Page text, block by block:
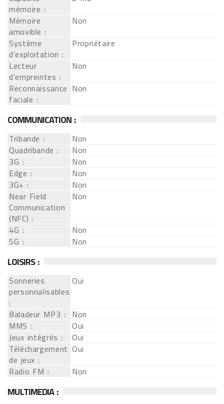
mémoire :
Mémoire
amovible :
Non
Système
d'exploitation :
Propriétaire
Lecteur
d'empreintes :
Non
Reconnaissance
faciale :
Non
COMMUNICATION :
Tribande :
Non
Quadribande :
Non
3G :
Non
Edge :
Non
3G+ :
Non
Near Field
Communication
(NFC) :
Non
4G :
Non
5G :
Non
LOISIRS :
Sonneries
personnalisables
:
Oui
Baladeur MP3 :
Non
MMS :
Oui
Jeux intégrés :
Oui
Téléchargement
de jeux :
Oui
Radio FM :
Non
MULTIMEDIA :